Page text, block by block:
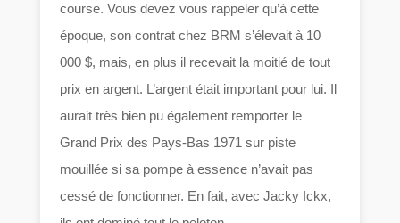
course. Vous devez vous rappeler qu’à cette
époque, son contrat chez BRM s’élevait à 10
000 $, mais, en plus il recevait la moitié de tout
prix en argent. L’argent était important pour lui. Il
aurait très bien pu également remporter le
Grand Prix des Pays-Bas 1971 sur piste
mouillée si sa pompe à essence n’avait pas
cessé de fonctionner. En fait, avec Jacky Ickx,